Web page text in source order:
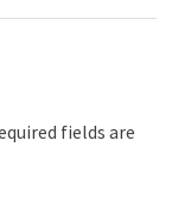
fields are